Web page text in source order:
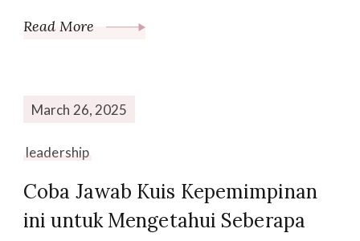
Read More
March 26, 2025
leadership
Coba Jawab Kuis Kepemimpinan
ini untuk Mengetahui Seberapa